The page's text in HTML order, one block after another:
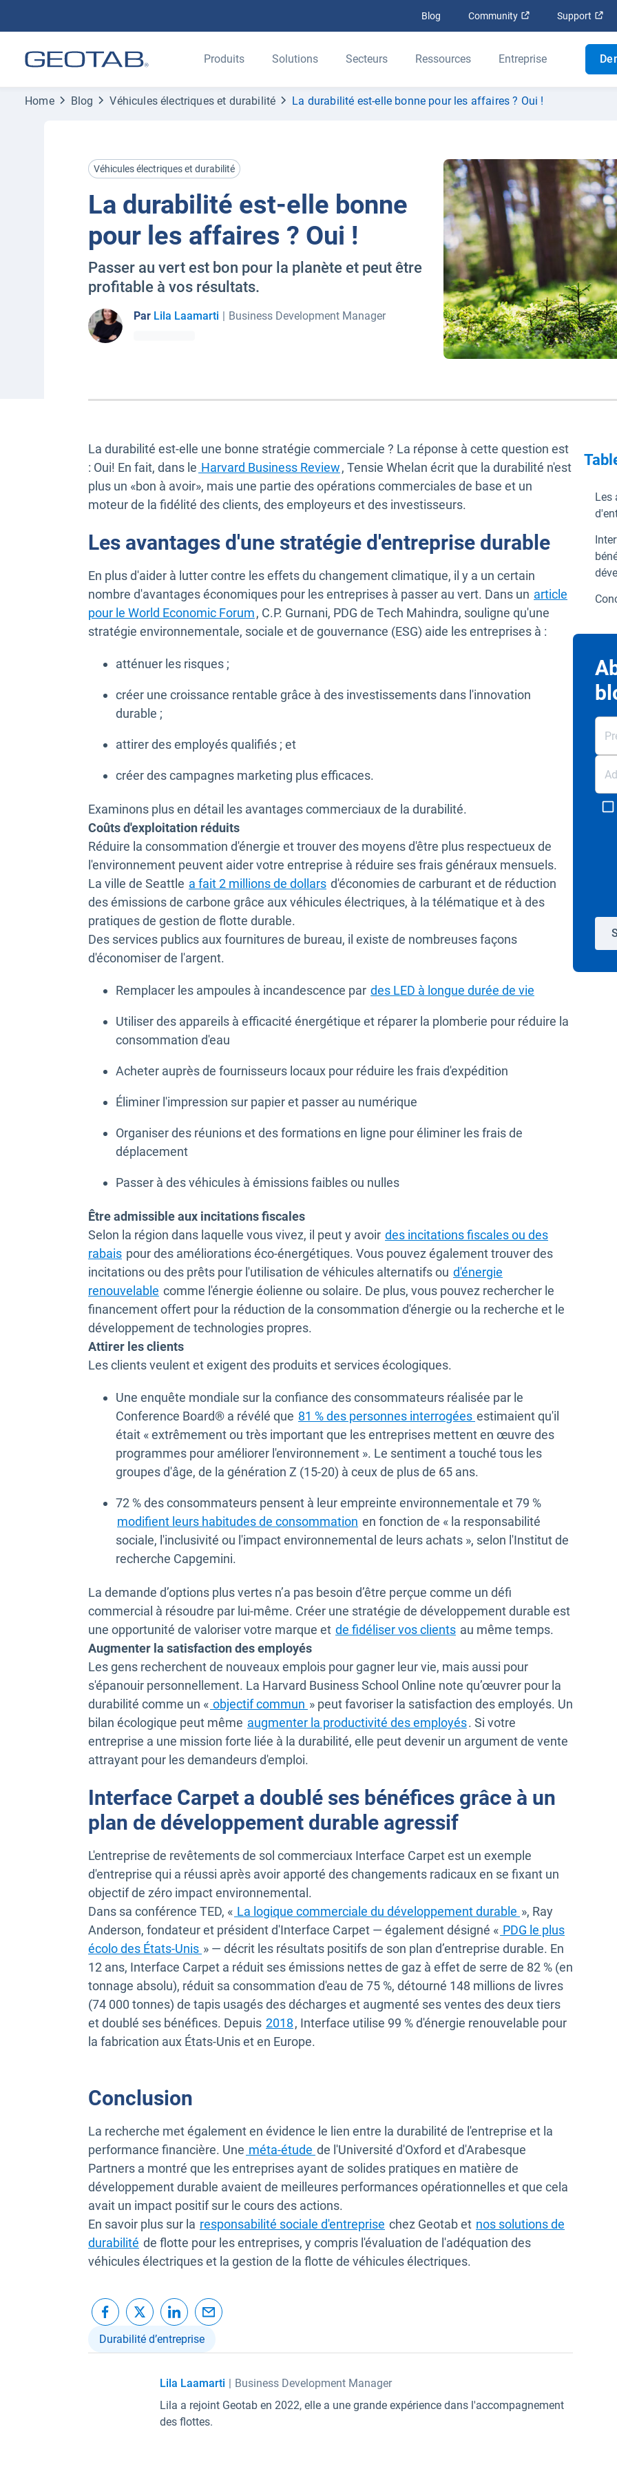
Blog Community Ouvrir dans une
Support
Produits Solutions Secteurs Ressources Entreprise
Home Blog Véhicules électriques et durabilité La durabilité est-elle bonne pour les affaires ? Oui !
Véhicules électriques et durabilité
La durabilité est-elle bonne
pour les affaires ? Oui !
Passer au vert est bon pour la planète et peut être
profitable à vos résultats.
Par Lila Laamarti | Business Development Manager
La durabilité est-elle une bonne stratégie commerciale ? La réponse à cette question est
: Oui! En fait, dans le Harvard Business ReviewOuvrir dans une nouvelle fenêtre
, Tensie Whelan écrit que la durabilité n'est
plus un «bon à avoir», mais une partie des opérations commerciales de base et un
moteur de la fidélité des clients, des employeurs et des investisseurs.
Les avantages d'une stratégie d'entreprise durable
En plus d'aider à lutter contre les effets du changement climatique, il y a un certain
nombre d'avantages économiques pour les entreprises à passer au vert. Dans un article
pour le World Economic ForumOuvrir dans une nouvelle fenêtre
, C.P. Gurnani, PDG de Tech Mahindra, souligne qu'une
stratégie environnementale, sociale et de gouvernance (ESG) aide les entreprises à :
atténuer les risques ;
créer une croissance rentable grâce à des investissements dans l'innovation
durable ;
attirer des employés qualifiés ; et
créer des campagnes marketing plus efficaces.
Examinons plus en détail les avantages commerciaux de la durabilité.
Coûts d'exploitation réduits
Réduire la consommation d'énergie et trouver des moyens d'être plus respectueux de
l'environnement peuvent aider votre entreprise à réduire ses frais généraux mensuels.
La ville de Seattle a fait 2 millions de dollars d'économies de carburant et de réduction
des émissions de carbone grâce aux véhicules électriques, à la télématique et à des
pratiques de gestion de flotte durable.
Des services publics aux fournitures de bureau, il existe de nombreuses façons
d'économiser de l'argent.
Remplacer les ampoules à incandescence par des LED à longue durée de vie
Utiliser des appareils à efficacité énergétique et réparer la plomberie pour réduire la
consommation d'eau
Acheter auprès de fournisseurs locaux pour réduire les frais d'expédition
Éliminer l'impression sur papier et passer au numérique
Organiser des réunions et des formations en ligne pour éliminer les frais de
déplacement
Passer à des véhicules à émissions faibles ou nulles
Être admissible aux incitations fiscales
Selon la région dans laquelle vous vivez, il peut y avoir des incitations fiscales ou des
rabaisOuvrir dans une nouvelle fenêtre
pour des améliorations éco-énergétiques. Vous pouvez également trouver des
incitations ou des prêts pour l'utilisation de véhicules alternatifs ou d'énergie
renouvelable Ouvrir dans une nouvelle fenêtre
comme l'énergie éolienne ou solaire. De plus, vous pouvez rechercher le
financement offert pour la réduction de la consommation d'énergie ou la recherche et le
développement de technologies propres.
Attirer les clients
Les clients veulent et exigent des produits et services écologiques.
Une enquête mondiale sur la confiance des consommateurs réalisée par le
Conference Board® a révélé que 81 % des personnes interrogées Ouvrir dans une nouvelle
estimaient qu'il
était « extrêmement ou très important que les entreprises mettent en œuvre des
programmes pour améliorer l'environnement ». Le sentiment a touché tous les
groupes d'âge, de la génération Z (15-20) à ceux de plus de 65 ans.
72 % des consommateurs pensent à leur empreinte environnementale et 79 %
modifient leurs habitudes de consommation Ouvrir dans une nouvelle fenêtre
en fonction de « la responsabilité
sociale, l'inclusivité ou l'impact environnemental de leurs achats », selon l'Institut de
recherche Capgemini.
La demande d’options plus vertes n’a pas besoin d’être perçue comme un défi
commercial à résoudre par lui-même. Créer une stratégie de développement durable est
une opportunité de valoriser votre marque et de fidéliser vos clientsOuvrir dans une nouvelle
au même temps.
Augmenter la satisfaction des employés
Les gens recherchent de nouveaux emplois pour gagner leur vie, mais aussi pour
s'épanouir personnellement. La Harvard Business School Online note qu’œuvrer pour la
durabilité comme un « objectif commun Ouvrir dans une nouvelle fenêtre
» peut favoriser la satisfaction des employés. Un
bilan écologique peut même augmenter la productivité des employésOuvrir dans une nouvelle
. Si votre
entreprise a une mission forte liée à la durabilité, elle peut devenir un argument de vente
attrayant pour les demandeurs d'emploi.
Interface Carpet a doublé ses bénéfices grâce à un
plan de développement durable agressif
L'entreprise de revêtements de sol commerciaux Interface Carpet est un exemple
d'entreprise qui a réussi après avoir apporté des changements radicaux en se fixant un
objectif de zéro impact environnemental.
Dans sa conférence TED, « La logique commerciale du développement durable Ouvrir dans une
», Ray
Anderson, fondateur et président d'Interface Carpet — également désigné « PDG le plus
écolo des États-Unis Ouvrir dans une nouvelle fenêtre
» — décrit les résultats positifs de son plan d’entreprise durable. En
12 ans, Interface Carpet a réduit ses émissions nettes de gaz à effet de serre de 82 % (en
tonnage absolu), réduit sa consommation d'eau de 75 %, détourné 148 millions de livres
(74 000 tonnes) de tapis usagés des décharges et augmenté ses ventes des deux tiers
et doublé ses bénéfices. Depuis 2018Ouvrir dans une nouvelle fenêtre
, Interface utilise 99 % d'énergie renouvelable pour
la fabrication aux États-Unis et en Europe.
Conclusion
La recherche met également en évidence le lien entre la durabilité de l'entreprise et la
performance financière. Une méta-étude Ouvrir dans une nouvelle fenêtre
de l'Université d'Oxford et d'Arabesque
Partners a montré que les entreprises ayant de solides pratiques en matière de
développement durable avaient de meilleures performances opérationnelles et que cela
avait un impact positif sur le cours des actions.
En savoir plus sur la responsabilité sociale d'entreprise chez Geotab et nos solutions de
durabilité de flotte pour les entreprises, y compris l'évaluation de l'adéquation des
véhicules électriques et la gestion de la flotte de véhicules électriques.
Durabilité d’entreprise
Lila Laamarti
Business Development Manager
Lila a rejoint Geotab en 2022, elle a une grande expérience dans l'accompagnement
des flottes.
Les